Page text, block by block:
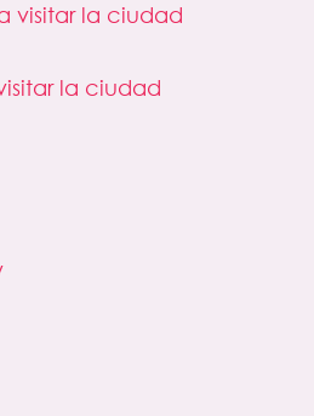
visitar la ciudad
la ciudad